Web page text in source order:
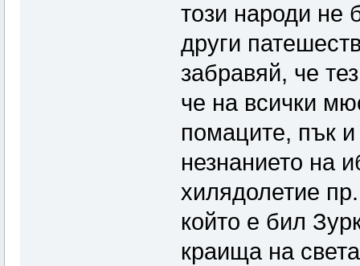
този народи не
други
забравяй, че
че на всички
помаците, пък
незнанието на
хилядолетие
който е бил
краища на